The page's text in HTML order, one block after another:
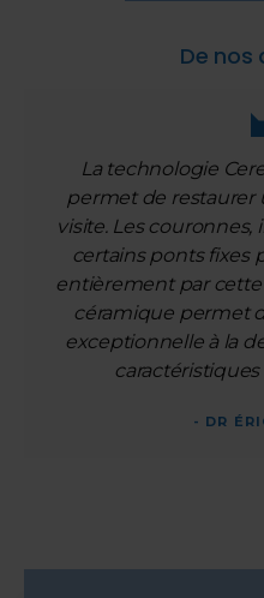
De nos
La technologie
permet de restaurer
visite. Les couronnes,
certains ponts fixes
entièrement par
céramique permet
exceptionnelle à la
- DR